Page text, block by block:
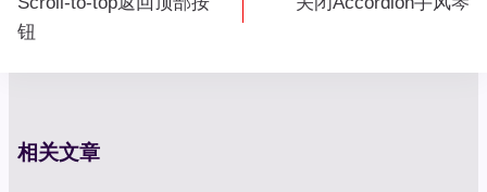
导
钮
相关文章